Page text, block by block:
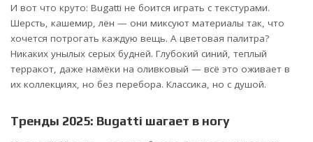
И вот что круто: Bugatti не боится играть с текстурами.
Шерсть, кашемир, лён — они миксуют материалы так, что
хочется потрогать каждую вещь. А цветовая палитра?
Никаких унылых серых будней. Глубокий синий, теплый
терракот, даже намёки на оливковый — всё это оживает в
их коллекциях, но без перебора. Классика, но с душой.
Тренды 2025: Bugatti шагает в ногу